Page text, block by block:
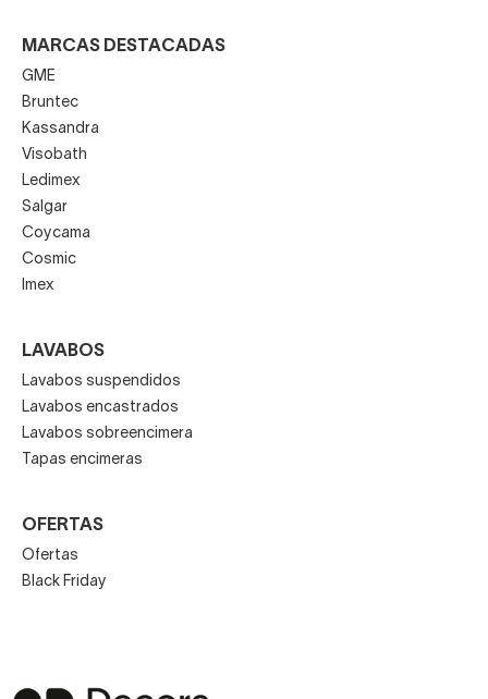
MARCAS DESTACADAS
GME
Bruntec
Kassandra
Visobath
Ledimex
Salgar
Coycama
Cosmic
Imex
LAVABOS
Lavabos suspendidos
Lavabos encastrados
Lavabos sobreencimera
Tapas encimeras
OFERTAS
Ofertas
Black Friday